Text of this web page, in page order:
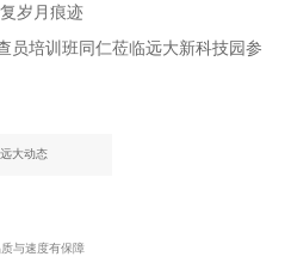
岁月痕迹
员培训班同仁莅临远大新科技园参
远大动态
与速度有保障